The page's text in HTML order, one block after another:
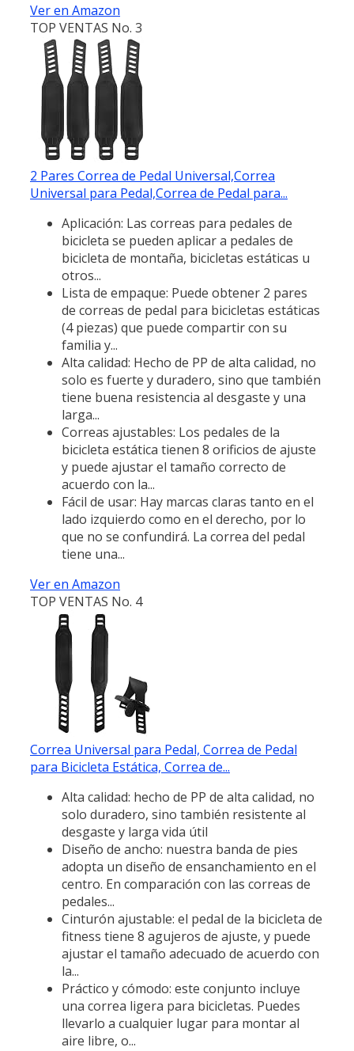
Ver en Amazon
TOP VENTAS No. 3
2 Pares Correa de Pedal Universal,Correa
Universal para Pedal,Correa de Pedal para...
Aplicación: Las correas para pedales de
bicicleta se pueden aplicar a pedales de
bicicleta de montaña, bicicletas estáticas u
otros...
Lista de empaque: Puede obtener 2 pares
de correas de pedal para bicicletas estáticas
(4 piezas) que puede compartir con su
familia y...
Alta calidad: Hecho de PP de alta calidad, no
solo es fuerte y duradero, sino que también
tiene buena resistencia al desgaste y una
larga...
Correas ajustables: Los pedales de la
bicicleta estática tienen 8 orificios de ajuste
y puede ajustar el tamaño correcto de
acuerdo con la...
Fácil de usar: Hay marcas claras tanto en el
lado izquierdo como en el derecho, por lo
que no se confundirá. La correa del pedal
tiene una...
Ver en Amazon
TOP VENTAS No. 4
Correa Universal para Pedal, Correa de Pedal
para Bicicleta Estática, Correa de...
Alta calidad: hecho de PP de alta calidad, no
solo duradero, sino también resistente al
desgaste y larga vida útil
Diseño de ancho: nuestra banda de pies
adopta un diseño de ensanchamiento en el
centro. En comparación con las correas de
pedales...
Cinturón ajustable: el pedal de la bicicleta de
fitness tiene 8 agujeros de ajuste, y puede
ajustar el tamaño adecuado de acuerdo con
la...
Práctico y cómodo: este conjunto incluye
una correa ligera para bicicletas. Puedes
llevarlo a cualquier lugar para montar al
aire libre, o...